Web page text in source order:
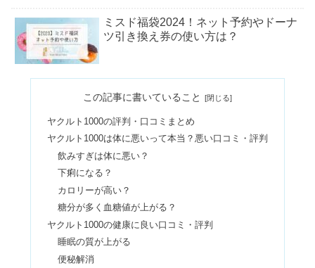
ミスド福袋2024！ネット予約やドーナ
ツ引き換え券の使い方は？
ットや銀行口座が危険は嘘？
ビフェイス化粧品の口コミ！ローショ
ンの効果や販売店舗は？
ウルリスは最悪？販売終了はなぜ？ヘ
アオイルはどれがいいか口コミ調査
この記事に書いていること
ヤクルト1000の評判・口コミまとめ
ヤクルト1000は体に悪いって本当？悪い口コミ・評判
飲みすぎは体に悪い？
下痢になる？
カロリーが高い？
糖分が多く血糖値が上がる？
ヤクルト1000の健康に良い口コミ・評判
睡眠の質が上がる
便秘解消